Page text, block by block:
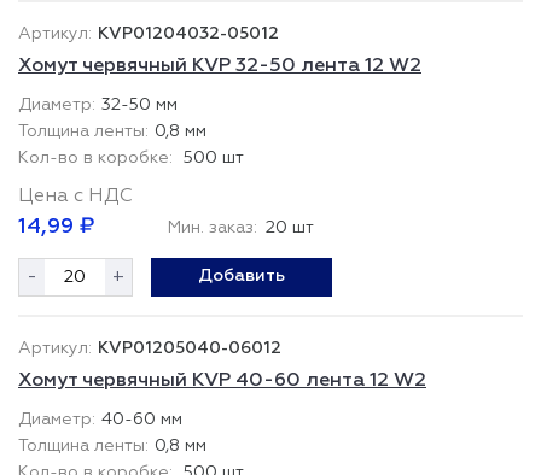
KVP01204032-05012
Хомут червячный KVP 32-50 лента 12 W2
32-50 мм
0,8 мм
500 шт
Цена с НДС
14,99 ₽ Мин. заказ: 20 шт
- + Добавить
KVP01205040-06012
Хомут червячный KVP 40-60 лента 12 W2
40-60 мм
0,8 мм